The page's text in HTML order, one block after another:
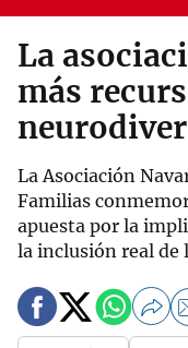
La
más
La Asociación
Familias
apuesta por la
la inclusión real de